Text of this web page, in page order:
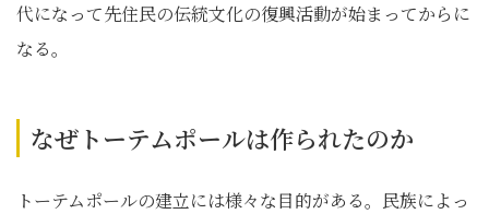
代になって先住民の伝統文化の復興活動が始まってからに
なる。
なぜトーテムポールは作られたのか
トーテムポールの建立には様々な目的がある。民族によっ